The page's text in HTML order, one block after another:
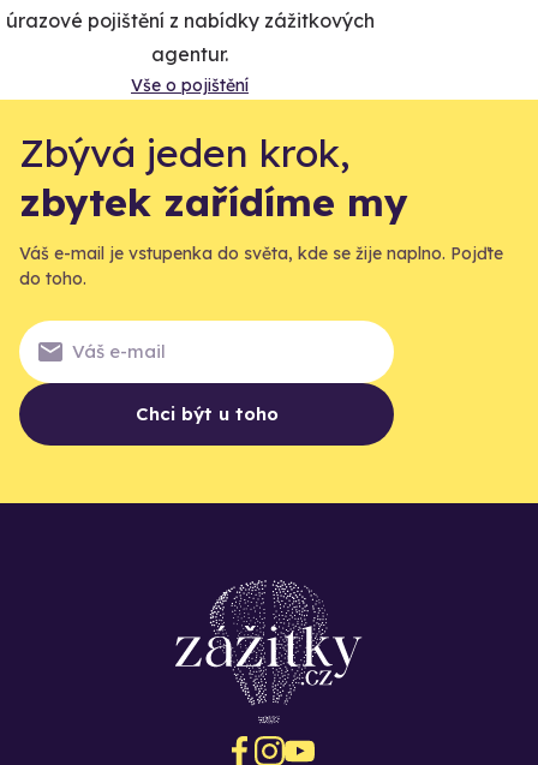
úrazové pojištění z nabídky zážitkových
agentur.
Vše o pojištění
Zbývá jeden krok,
zbytek zařídíme my
Váš e-mail je vstupenka do světa, kde se žije naplno. Pojďte
do toho.
Chci být u toho